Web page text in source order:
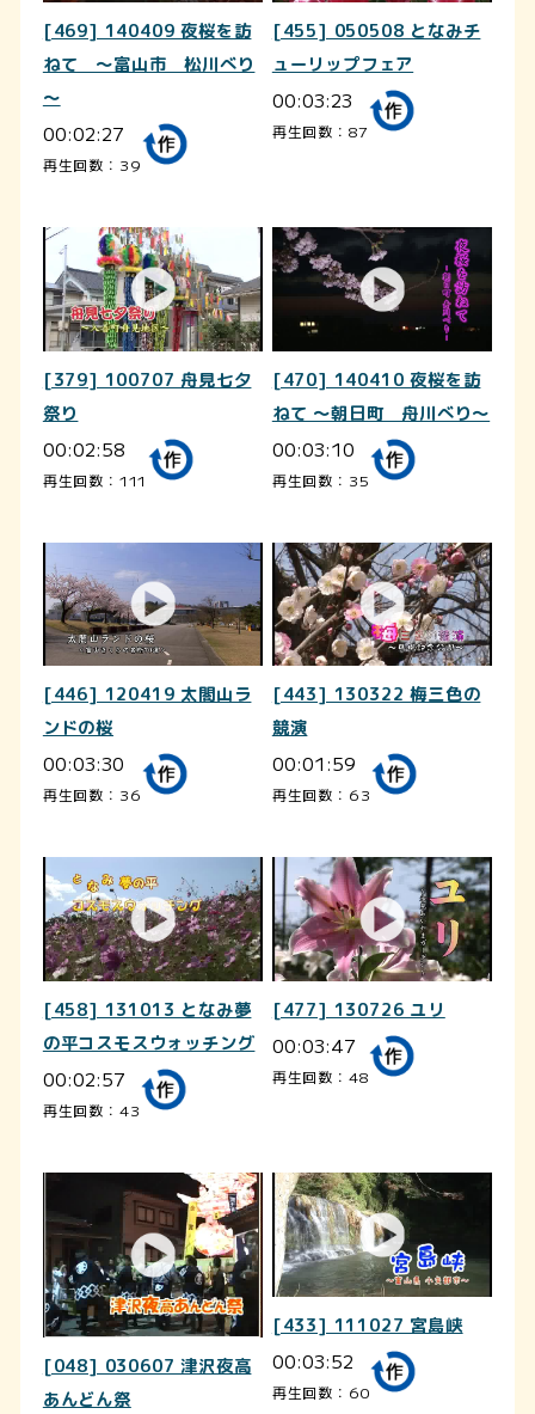
[469] 140409 夜桜を訪
ねて ～富山市 松川べり
～
00:02:27
再生回数：39
[455] 050508 となみチ
ューリップフェア
00:03:23
再生回数：87
[379] 100707 舟見七夕
祭り
00:02:58
再生回数：111
[470] 140410 夜桜を訪
ねて ～朝日町 舟川べり～
00:03:10
再生回数：35
[446] 120419 太閤山ラ
ンドの桜
00:03:30
再生回数：36
[443] 130322 梅三色の
競演
00:01:59
再生回数：63
[458] 131013 となみ夢
の平コスモスウォッチング
00:02:57
再生回数：43
[477] 130726 ユリ
00:03:47
再生回数：48
[048] 030607 津沢夜高
あんどん祭
[433] 111027 宮島峡
00:03:52
再生回数：60